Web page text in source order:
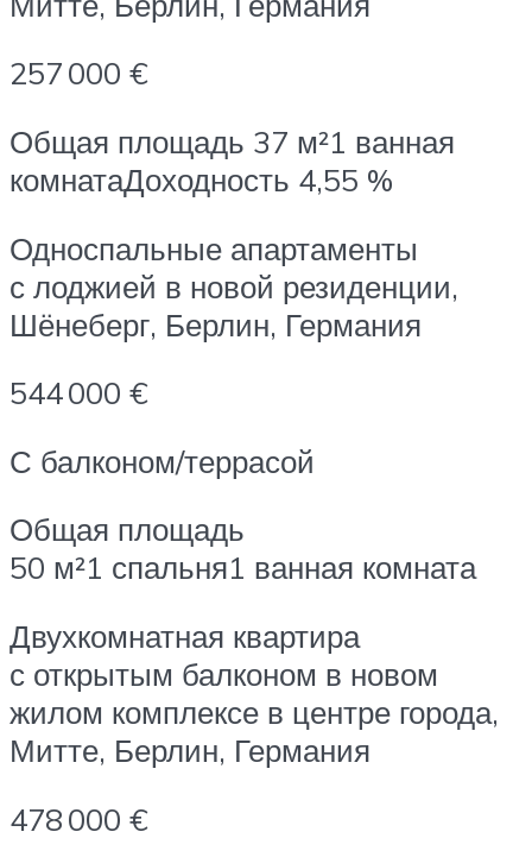
257 000 €
Общая площадь 37 м²1 ванная
комнатаДоходность 4,55 %
Односпальные апартаменты
с лоджией в новой резиденции,
Шёнеберг, Берлин, Германия
544 000 €
С балконом/террасой
Общая площадь
50 м²1 спальня1 ванная комната
Двухкомнатная квартира
с открытым балконом в новом
жилом комплексе в центре города,
Митте, Берлин, Германия
478 000 €